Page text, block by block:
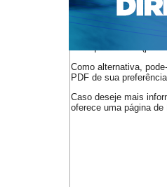
Capa>n. 132 (2011) >
O arquivo PDF
de arquivos PDF (por
Como alternativa,
PDF de sua
Caso deseje mais
oferece uma página de